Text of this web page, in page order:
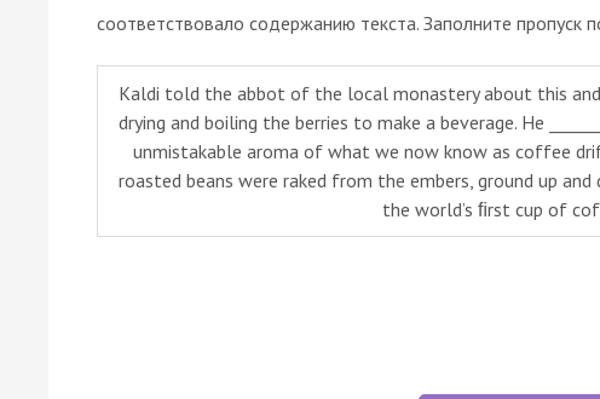
соответствовало содержанию текста. Заполните пропуск
Kaldi told the abbot of the local monastery about this
drying and boiling the berries to make a beverage. He
unmistakable aroma of what we now know as coffee
roasted beans were raked from the embers, ground up
the world’s ﬁrst cup of